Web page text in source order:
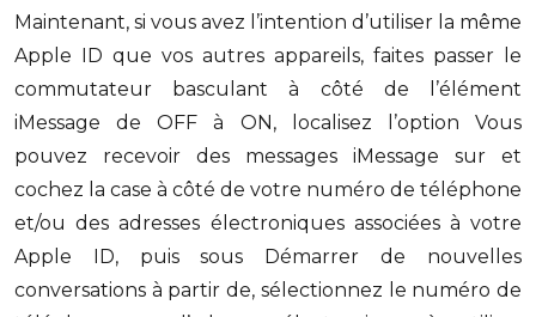
Maintenant, si vous avez l’intention d’utiliser la même
Apple ID que vos autres appareils, faites passer le
commutateur basculant à côté de l’élément
iMessage de OFF à ON, localisez l’option Vous
pouvez recevoir des messages iMessage sur et
cochez la case à côté de votre numéro de téléphone
et/ou des adresses électroniques associées à votre
Apple ID, puis sous Démarrer de nouvelles
conversations à partir de, sélectionnez le numéro de